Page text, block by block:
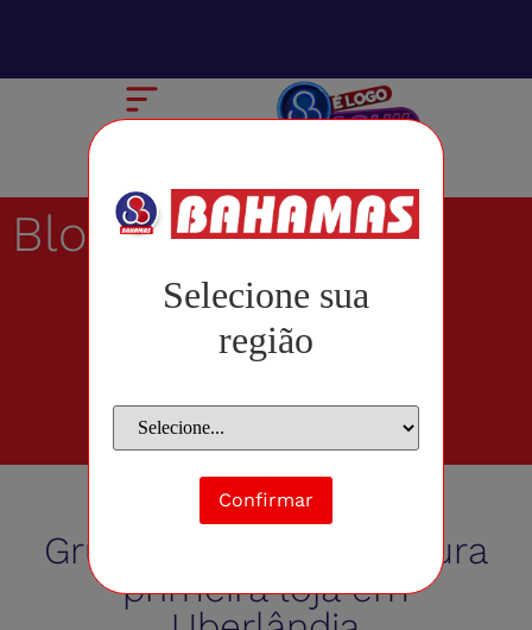
Selecione sua
região
Confirmar
Blog
Grupo Bahamas inaugura
primeira loja em